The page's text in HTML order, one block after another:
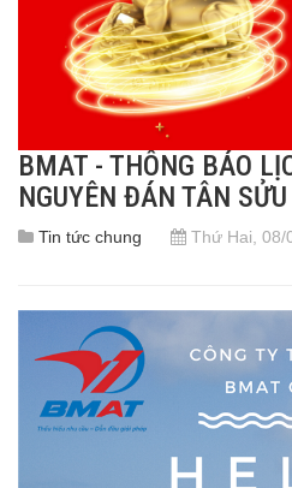
BMAT - THÔNG BÁO
NGUYÊN ĐÁN TÂN
Tin tức chung Thứ Hai, 08/